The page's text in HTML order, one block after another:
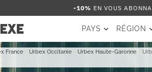
-10% EN VOUS
PAYS RÉGION
France -Urbex Occitanie -Urbex Haute-Garonne -